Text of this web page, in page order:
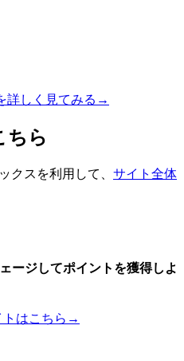
詳しく見てみる→
ちら
クスを利用して、 サイト全体
ージしてポイントを獲得しよ
トはこちら→